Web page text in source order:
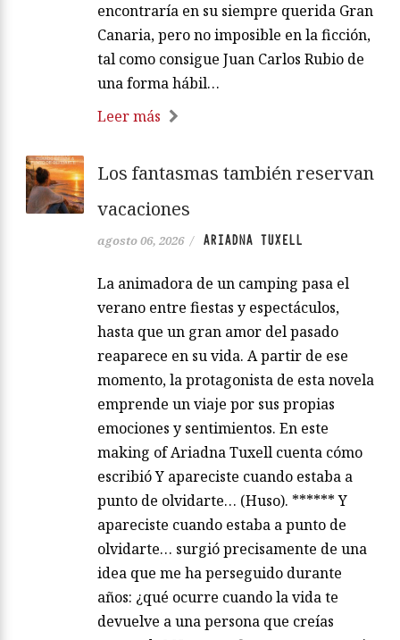
encontraría en su siempre querida Gran
Canaria, pero no imposible en la ficción,
tal como consigue Juan Carlos Rubio de
una forma hábil…
Leer más
Los fantasmas también reservan
vacaciones
agosto 06, 2026 / ARIADNA TUXELL
La animadora de un camping pasa el
verano entre fiestas y espectáculos,
hasta que un gran amor del pasado
reaparece en su vida. A partir de ese
momento, la protagonista de esta novela
emprende un viaje por sus propias
emociones y sentimientos. En este
making of Ariadna Tuxell cuenta cómo
escribió Y apareciste cuando estaba a
punto de olvidarte… (Huso). ****** Y
apareciste cuando estaba a punto de
olvidarte… surgió precisamente de una
idea que me ha perseguido durante
años: ¿qué ocurre cuando la vida te
devuelve a una persona que creías